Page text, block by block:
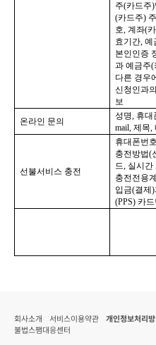
주(카드주)
(카드주)
호, 계좌(
효기간, 예
본인인증
과 예금주(
다른 경우
신청인과
보
온라인 문의
성명, 휴대
mail, 제목,
선불서비스 충전
휴대폰번호
충전방법(
드, 실시간
충전전용
입금(결제 )
(PPS) 카드
회사소개 서비스이용약관 개인정보처리
불법스팸대응센터